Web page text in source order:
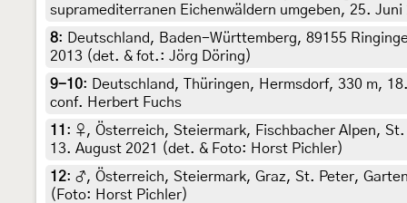
supramediterranen Eichenwäldern umgeben, 25.
8:
Deutschland, Baden-Württemberg, 89155
2013 (det. & fot.: Jörg Döring)
9-10:
Deutschland, Thüringen, Hermsdorf, 330 m,
conf. Herbert Fuchs
11 : ♀, Österreich, Steiermark, Fischbacher Alpen,
13. August 2021 (det. & Foto: Horst Pichler)
12: ♂, Österreich, Steiermark, Graz, St. Peter,
(Foto: Horst Pichler)